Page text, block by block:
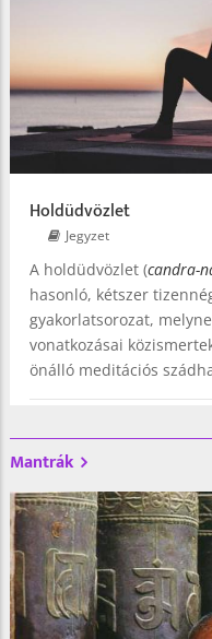
Holdüdvözlet
Jegyzet
A holdüdvözlet (candra-
hasonló, kétszer
gyakorlatsorozat,
vonatkozásai
önálló meditációs
Mantrák